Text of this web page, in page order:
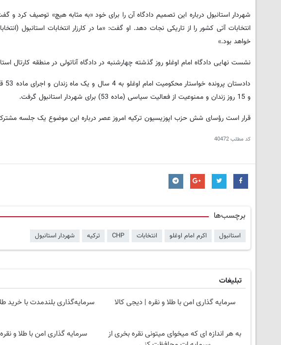
انتخابات آتی کشور را از تاریکی نجات دهد. او گفت: «ما در کارزار انتخابات استانبول
خواهد بود.»
نشست نهایی دادگاه امام اوغلو روز گذشته چهارشنبه در دادگاه آناتولی در منطقه کارتال
و 15 روز زندان و ممنوعیت از فعالیت سیاسی (ماده 53) برای شهردار استانبول گرفت.
قرار است رؤسای شش حزب اپوزیسیون ترکیه امروز عصر درباره این موضوع یک جلسه مشترک
کد مطلب40472
برچسب‌ها
استانبول اکرم امام اوغلو انتخابات CHP ترکیه شهردار استانبول
تبلیغات
سرمایه گذاری امن با طلا و نقره | دیجی کالا
سرمایه‌گذاری بلندمدت با خرید
به هر اندازه ای که میخوای میتونی نقره بخری از
سرمایه گذاری امن با طلا و